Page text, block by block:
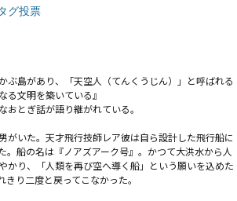
グ投票
かぶ島があり、「天空人（てんくうじん）」と呼ばれる
る文明を築いている』
おとぎ話が語り継がれている。
いた。天才飛行技師レア――彼は自ら設計した飛行船に
。船の名は『ノアズアーク号』。かつて大洪水から人
かり、「人類を再び空へ導く船」という願いを込めた
り二度と戻ってこなかった。